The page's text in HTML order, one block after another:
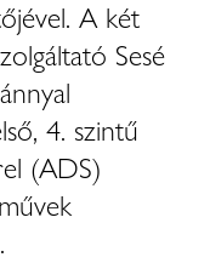
A két
Sesé
4. szintű
(ADS)